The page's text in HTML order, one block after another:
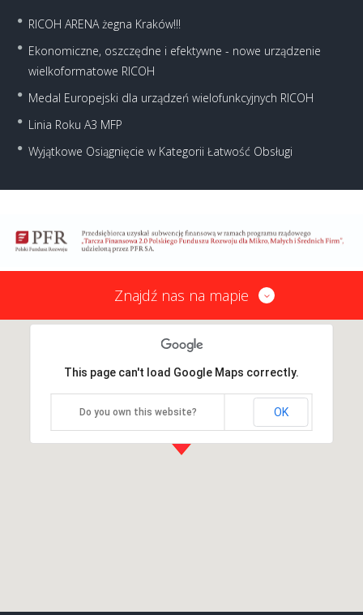
RICOH ARENA żegna Kraków!!!
Ekonomiczne, oszczędne i efektywne - nowe urządzenie
wielkoformatowe RICOH
Medal Europejski dla urządzeń wielofunkcyjnych RICOH
Linia Roku A3 MFP
Wyjątkowe Osiągnięcie w Kategorii Łatwość Obsługi
Znajdź nas na mapie
This page can't load Google Maps correctly.
Do you own this website? OK